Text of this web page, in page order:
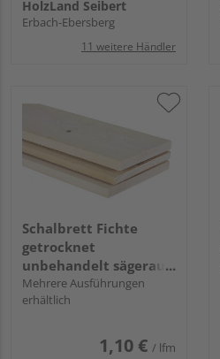
HolzLand Seibert
Erbach-Ebersberg
11 weitere Händler
Schalbrett Fichte
getrocknet
unbehandelt sägerau
GK II/IV
Mehrere Ausführungen
erhältlich
1,10 € / lfm